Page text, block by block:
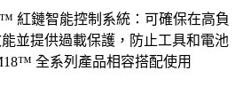
紅鏈智能控制系統：可確保在高負
並提供過載保護，防止工具和電池
全系列產品相容搭配使用